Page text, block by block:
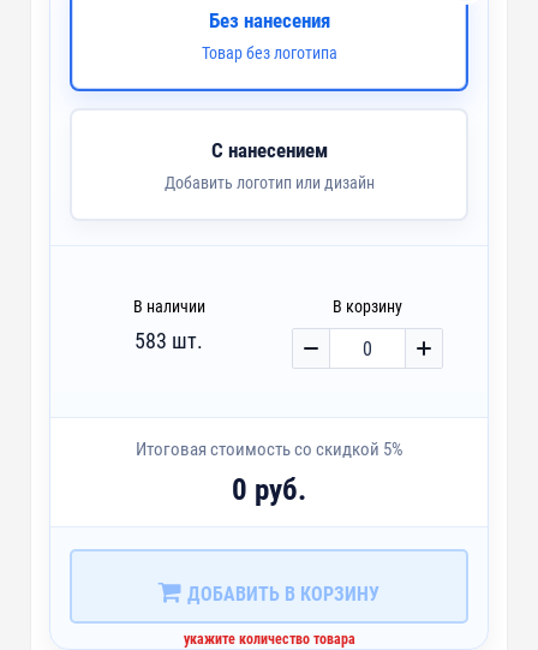
Без нанесения
Товар без логотипа
С нанесением
Добавить логотип или дизайн
В наличии В корзину
583 шт.
Итоговая стоимость со скидкой 5%
0 руб.
ДОБАВИТЬ В КОРЗИНУ
укажите количество товара